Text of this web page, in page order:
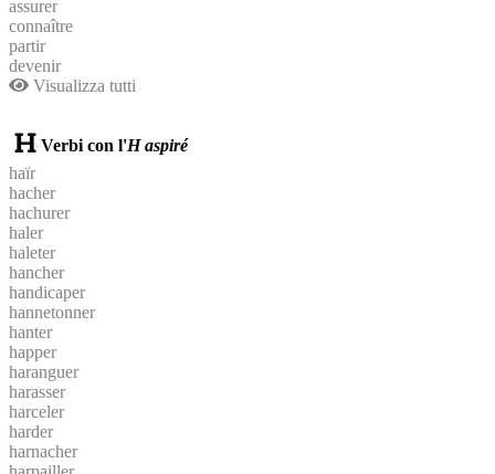
assurer
connaître
partir
devenir
Visualizza tutti
Verbi con l'H aspiré
haïr
hacher
hachurer
haler
haleter
hancher
handicaper
hannetonner
hanter
happer
haranguer
harasser
harceler
harder
harnacher